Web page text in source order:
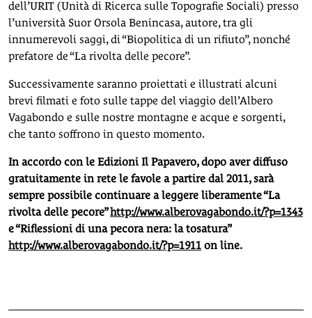
dell’URIT (Unità di Ricerca sulle Topografie Sociali) presso
l’università Suor Orsola Benincasa, autore, tra gli
innumerevoli saggi, di “Biopolitica di un rifiuto”, nonché
prefatore de “La rivolta delle pecore”.
Successivamente saranno proiettati e illustrati alcuni
brevi filmati e foto sulle tappe del viaggio dell’Albero
Vagabondo e sulle nostre montagne e acque e sorgenti,
che tanto soffrono in questo momento.
In accordo con le Edizioni Il Papavero, dopo aver diffuso
gratuitamente in rete le favole a partire dal 2011, sarà
sempre possibile continuare a leggere liberamente “La
rivolta delle pecore”http://www.alberovagabondo.it/?p=1343
e “Riflessioni di una pecora nera: la tosatura”
http://www.alberovagabondo.it/?p=1911 on line.